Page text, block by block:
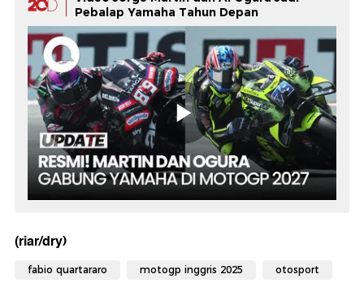
Pebalap Yamaha Tahun Depan
(riar/dry)
fabio quartararo motogp inggris 2025 otosport